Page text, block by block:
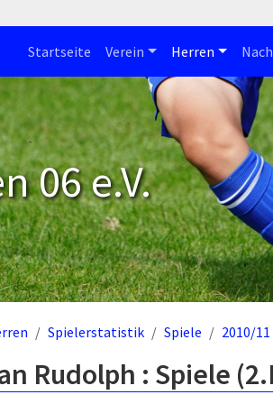
Startseite Verein Herren
06 e.V.
Spielerstatistik Spiele 2010/11
Rudolph : Spiele